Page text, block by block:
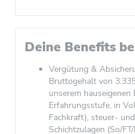
Deine Benefits
Vergütung &
Bruttogehalt von
unserem
Erfahrungsstufe, in
Fachkraft), steuer-
Schichtzulagen (So/